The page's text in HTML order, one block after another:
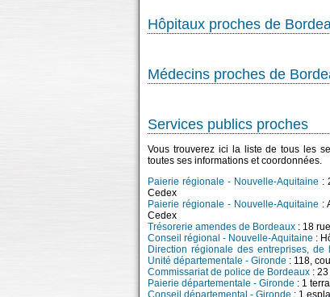
Hôpitaux proches de
Médecins proches de
Services publics proches
Vous trouverez ici la liste de tous les
toutes ses informations et coordonnées.
Paierie régionale - Nouvelle-Aquitaine :
Cedex
Paierie régionale - Nouvelle-Aquitaine :
Cedex
Trésorerie amendes de Bordeaux : 18
Conseil régional - Nouvelle-Aquitaine :
Direction régionale des entreprises,
Unité départementale - Gironde : 118,
Commissariat de police de Bordeaux :
Paierie départementale - Gironde : 1
Conseil départemental - Gironde : 1